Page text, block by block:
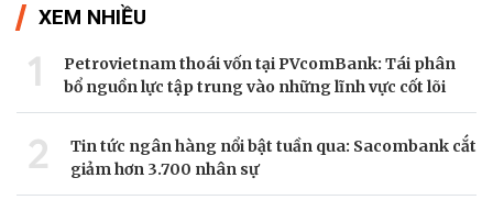
XEM NHIỀU
1
Petrovietnam thoái vốn tại PVcomBank: Tái phân
bổ nguồn lực tập trung vào những lĩnh vực cốt lõi
2
Tin tức ngân hàng nổi bật tuần qua: Sacombank cắt
giảm hơn 3.700 nhân sự